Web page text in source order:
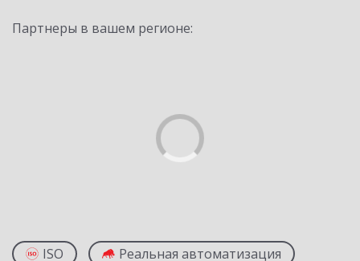
Партнеры в вашем регионе:
ISO Реальная автоматизация